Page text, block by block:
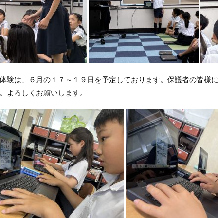
は、６月の１７～１９日を予定しております。保護者の皆様
よろしくお願いします。